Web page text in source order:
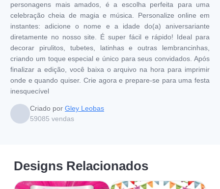
personagens mais amados, é a escolha perfeita para uma
celebração cheia de magia e música. Personalize online em
instantes: adicione o nome e a idade do(a) aniversariante
diretamente no nosso site. É super fácil e rápido! Ideal para
decorar pirulitos, tubetes, latinhas e outras lembrancinhas,
criando um toque especial e único para seus convidados. Após
finalizar a edição, você baixa o arquivo na hora para imprimir
onde e quando quiser. Crie agora e prepare-se para uma festa
inesquecível
Criado por Gley Leobas
59085 vendas
Designs Relacionados